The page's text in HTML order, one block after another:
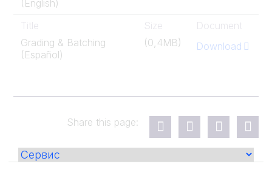
(English)
Title
Grading & Batching
(Español)
Size
(0,4MB)
Document
Download
Share this page: